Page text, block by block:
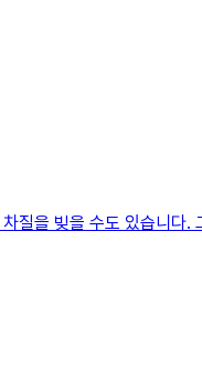
을 빚을 수도 있습니다